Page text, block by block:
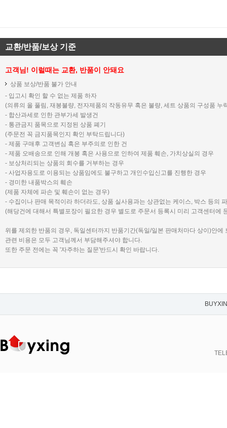
교환/반품/보상 기준
고객님! 이럴때는 교환, 반품이 안돼요
상품 보상/반품 불가 안내
- 입고시 확인 할 수 없는 제품 하자
(의류의 올 풀림, 재봉불량, 전자제품의 작동유무 혹은 불량, 세트 상품의 구성품 누
- 합산과세로 인한 관부가세 발생건
- 통관금지 품목으로 지정된 상품 폐기
(주문전 꼭 금지품목인지 확인 부탁드립니다)
- 제품 구매후 고객변심 혹은 부주의로 인한 건
- 제품 오배송으로 인해 개봉 혹은 사용으로 인하여 제품 훼손, 가치상실의 경우
- 보상처리되는 상품의 회수를 거부하는 경우
- 사업자용도로 이용되는 상품임에도 불구하고 개인수입신고를 진행한 경우
- 경미한 내품박스의 훼손
(제품 자체에 파손 및 훼손이 없는 경우)
- 수집이나 판매 목적이라 하더라도, 상품 실사용과는 상관없는 케이스, 박스 등의
(해당건에 대해서 특별포장이 필요한 경우 별도로 주문서 등록시 미리 고객센터에
위를 제외한 반품의 경우, 독일센터까지 반품기간(독일/일본 판매처마다 상이)안에
관련 비용은 모두 고객님께서 부담해주셔야 합니다.
또한 주문 전에는 꼭 '자주하는 질문'반드시 확인 바랍니다.